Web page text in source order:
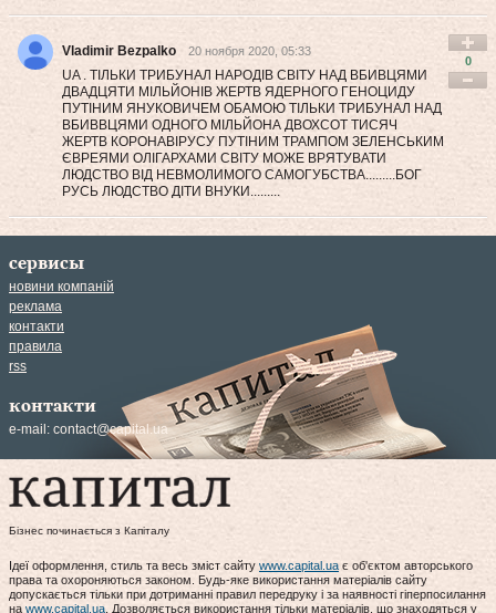
Vladimir Bezpalko 20 ноября 2020, 05:33
UA . ТІЛЬКИ ТРИБУНАЛ НАРОДІВ СВІТУ НАД ВБИВЦЯМИ
ДВАДЦЯТИ МІЛЬЙОНІВ ЖЕРТВ ЯДЕРНОГО ГЕНОЦИДУ
ПУТІНИМ ЯНУКОВИЧЕМ ОБАМОЮ ТІЛЬКИ ТРИБУНАЛ НАД
ВБИВВЦЯМИ ОДНОГО МІЛЬЙОНА ДВОХСОТ ТИСЯЧ
ЖЕРТВ КОРОНАВІРУСУ ПУТІНИМ ТРАМПОМ ЗЕЛЕНСЬКИМ
ЄВРЕЯМИ ОЛІГАРХАМИ СВІТУ МОЖЕ ВРЯТУВАТИ
ЛЮДСТВО ВІД НЕВМОЛИМОГО САМОГУБСТВА.........БОГ
РУСЬ ЛЮДСТВО ДІТИ ВНУКИ.........
0
сервисы
новини компаній
реклама
контакти
правила
rss
контакти
e-mail: contact@capital.ua
Бізнес починається з Капіталу
Ідеї оформлення, стиль та весь зміст сайту www.capital.uaє об'єктом авторського
права та охороняються законом. Будь-яке використання матеріалів сайту
допускається тільки при дотриманні правил передруку і за наявності гіперпосилання
на www.capital.ua. Дозволяється використання тільки матеріалів, що знаходяться у